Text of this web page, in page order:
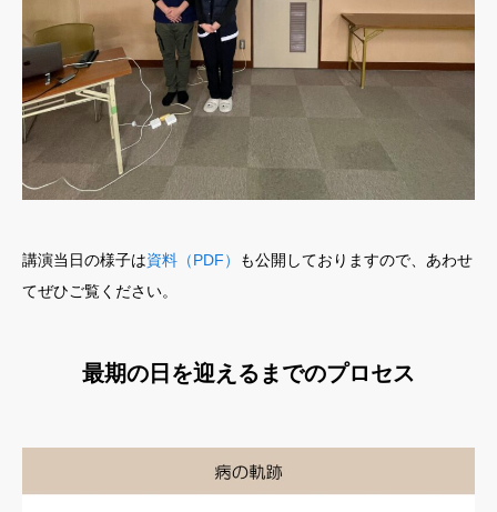
講演当日の様子は資料（PDF）
も公開しておりますので、あわせ
てぜひご覧ください。
最期の日を迎えるまでのプロセス